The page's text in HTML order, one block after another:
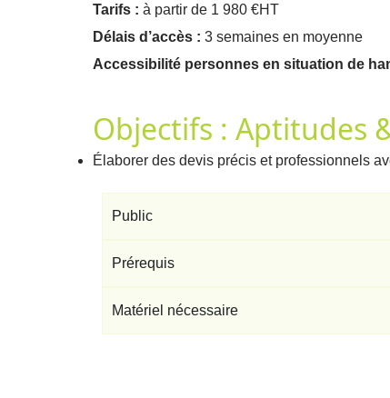
Tarifs : à partir de 1 980 €HT
Délais d’accès : 3 semaines en moyenne
Accessibilité personnes en situation de
Objectifs : Aptitudes
Élaborer des devis précis et professionnels
Public
Prérequis
Matériel nécessaire